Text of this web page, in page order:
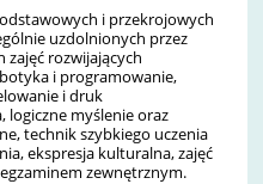
i przekrojowych
uzdolnionych przez
rozwijających
i programowanie,
i druk
logiczne myślenie oraz
technik szybkiego uczenia
ekspresja kulturalna, zajęć
zewnętrznym.